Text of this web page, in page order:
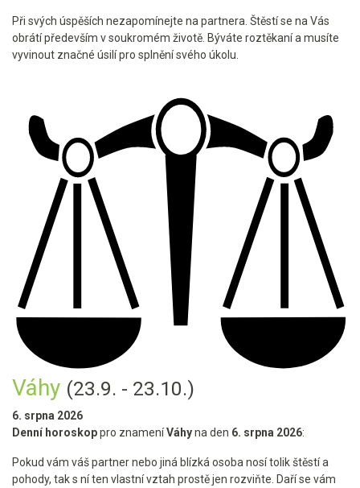
Při svých úspěších nezapomínejte na partnera. Štěstí se na Vás
obrátí především v soukromém životě. Býváte roztěkaní a musíte
vyvinout značné úsilí pro splnění svého úkolu.
Váhy (23.9. - 23.10.)
6. srpna 2026
Denní horoskoppro znameníVáhyna den 6. srpna 2026:
Pokud vám váš partner nebo jiná blízká osoba nosí tolik štěstí a
pohody, tak s ní ten vlastní vztah prostě jen rozviňte. Daří se vám